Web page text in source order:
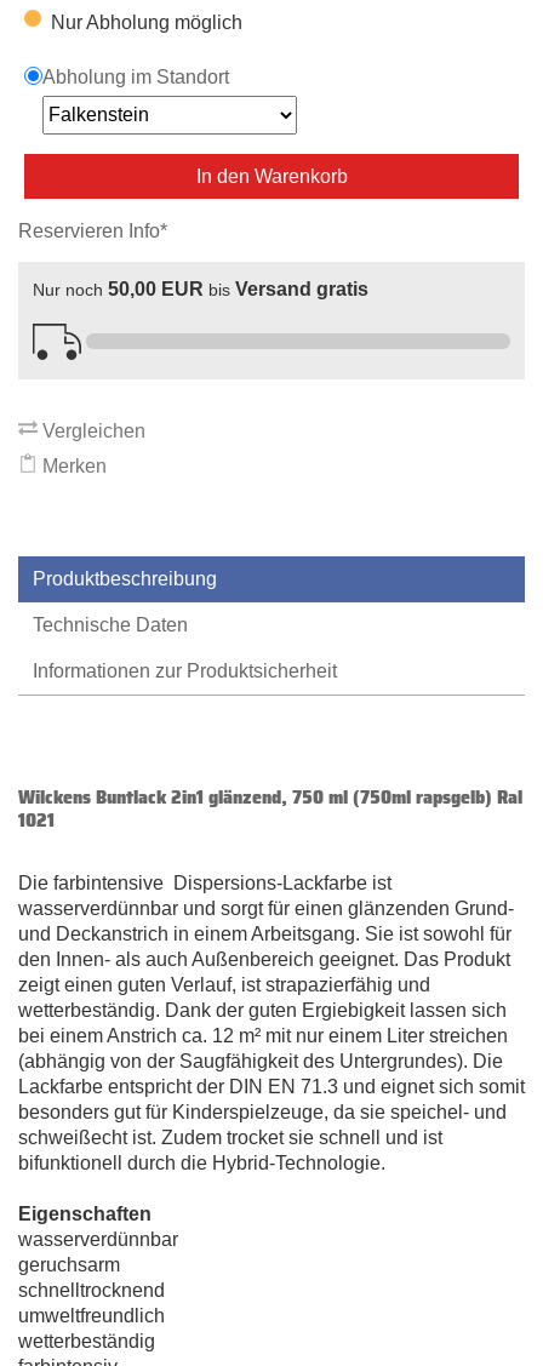
Nur Abholung möglich
Abholung im Standort
In den Warenkorb
Reservieren Info*
Nur noch 50,00 EUR bis Versand gratis
Vergleichen
Merken
Produktbeschreibung
Technische Daten
Informationen zur Produktsicherheit
Wilckens Buntlack 2in1 glänzend, 750 ml (750ml rapsgelb) Ral
1021
Die farbintensive Dispersions-Lackfarbe ist
wasserverdünnbar und sorgt für einen glänzenden Grund-
und Deckanstrich in einem Arbeitsgang. Sie ist sowohl für
den Innen- als auch Außenbereich geeignet. Das Produkt
zeigt einen guten Verlauf, ist strapazierfähig und
wetterbeständig. Dank der guten Ergiebigkeit lassen sich
bei einem Anstrich ca. 12 m² mit nur einem Liter streichen
(abhängig von der Saugfähigkeit des Untergrundes). Die
Lackfarbe entspricht der DIN EN 71.3 und eignet sich somit
besonders gut für Kinderspielzeuge, da sie speichel- und
schweißecht ist. Zudem trocket sie schnell und ist
bifunktionell durch die Hybrid-Technologie.
Eigenschaften
wasserverdünnbar
geruchsarm
schnelltrocknend
umweltfreundlich
wetterbeständig